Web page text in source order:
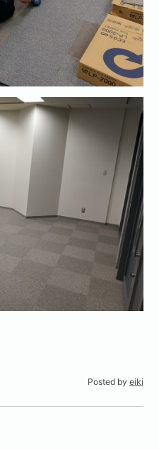
Posted by eiki